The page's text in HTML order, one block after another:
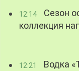
12:14
Сезон
коллекция
12:21
Водка